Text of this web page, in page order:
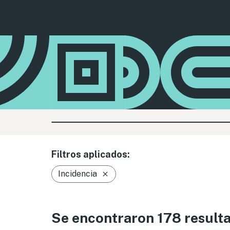
Filtros aplicados:
Incidencia
Se encontraron 178